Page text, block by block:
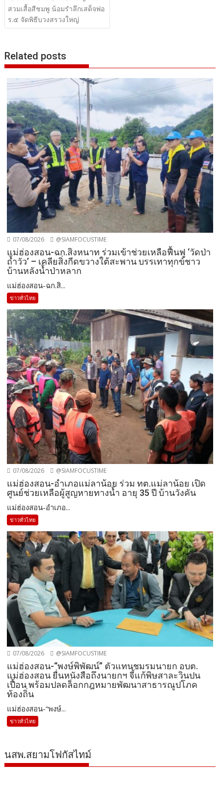
เรื่อง
สวมเสื้อสีชมพู น้อมรำลึกเสด็จพ่อ
ร.๕ จัดพิธีบวงสรวงใหญ่
Related posts
07/08/2026 @SIAMFOCUSTIME
แม่ฮ่องสอน-ฉก.สิงหนาท ร่วมเข้าช่วยเหลือฟื้นฟู ‘วัดป่า
ถ้ำวัว’ – เคลียสิ่งกีดขวางใต้สะพาน บรรเทาทุกข์ชาว
บ้านหลังน้ำป่าหลาก
แม่ฮ่องสอน-ฉก.สิ...
ข่าวทั่วไทย
07/08/2026 @SIAMFOCUSTIME
แม่ฮ่องสอน-อำเภอแม่ลาน้อย ร่วม ทต.แม่ลาน้อย เปิด
ศูนย์ช่วยเหลือผู้สูญหายทางน้ำ อายุ 35 ปี บ้านวังคัน
แม่ฮ่องสอน-อำเภอ...
ข่าวทั่วไทย
07/08/2026 @SIAMFOCUSTIME
แม่ฮ่องสอน-“พงษ์พิพัฒน์” ตัวแทนชมรมนายก อบต.
แม่ฮ่องสอน ยื่นหนังสือถึงนายกฯ จี้แก้พิษสาละวินปน
เปื้อน พร้อมปลดล็อกกฎหมายพัฒนาสาธารณูปโภค
ท้องถิ่น
แม่ฮ่องสอน-“พงษ์...
ข่าวทั่วไทย
นสพ.สยามโฟกัสไทม์